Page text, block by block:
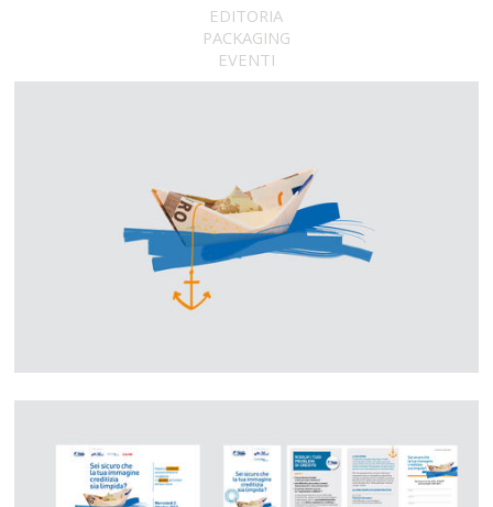
EDITORIA
PACKAGING
EVENTI